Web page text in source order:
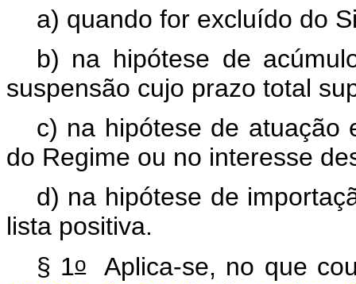
a) quando for excluído do
b) na hipótese de
suspensão cujo prazo total
c) na hipótese de atuação
do Regime ou no interesse
d) na hipótese de
lista positiva.
§ 1oAplica-se, no que